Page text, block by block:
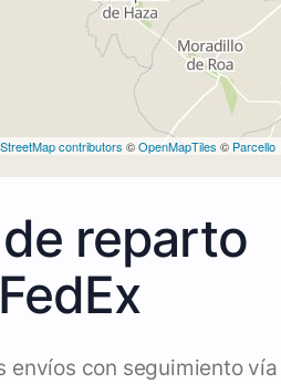
contributors ©OpenMapTiles © Parcello
reparto
envíos con seguimiento vía